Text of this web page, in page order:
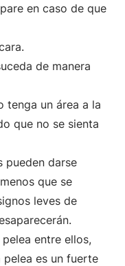
en caso de que
de manera
tenga un área a la
que no se sienta
pueden darse
que se
leves de
entre ellos,
pelea es un fuerte